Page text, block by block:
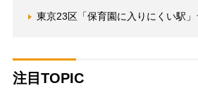
東京23区「保育園に入りにくい駅
注目TOPIC